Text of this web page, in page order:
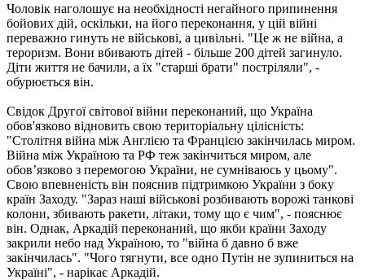
Чоловік наголошує на необхідності негайного припинення
бойових дій, оскільки, на його переконання, у цій війні
переважно гинуть не військові, а цивільні. "Це ж не війна, а
тероризм. Вони вбивають дітей - більше 200 дітей загинуло.
Діти життя не бачили, а їх "старші брати" постріляли", -
обурюється він.
Свідок Другої світової війни переконаний, що Україна
обов'язково відновить свою територіальну цілісність:
"Столітня війна між Англією та Францією закінчилась миром.
Війна між Україною та РФ теж закінчиться миром, але
обов’язково з перемогою України, не сумніваюсь у цьому".
Свою впевненість він пояснив підтримкою України з боку
країн Заходу. "Зараз наші військові розбивають ворожі танкові
колони, збивають ракети, літаки, тому що є чим", - пояснює
він. Однак, Аркадій переконаний, що якби країни Заходу
закрили небо над Україною, то "війна б давно б вже
закінчилась". "Чого тягнути, все одно Путін не зупиниться на
Україні", - нарікає Аркадій.